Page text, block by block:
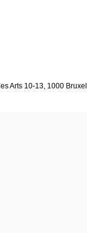
Arts 10-13, 1000